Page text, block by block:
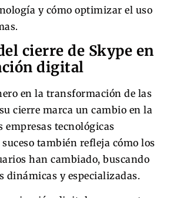
y cómo optimizar el uso
cierre de Skype en
digital
en la transformación de las
cierre marca un cambio en la
empresas tecnológicas
también refleja cómo los
han cambiado, buscando
dinámicas y especializadas.